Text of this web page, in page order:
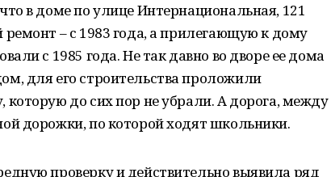
в доме по улице Интернациональная, 121
– с 1983 года, а прилегающую к дому
с 1985 года. Не так давно во дворе ее дома
для его строительства проложили
до сих пор не убрали. А дорога, между
дорожки, по которой ходят школьники.
проверку и действительно выявила ряд